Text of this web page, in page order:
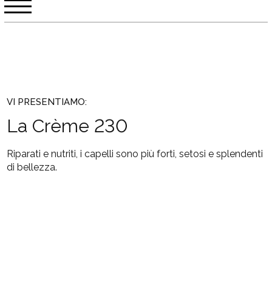
VI PRESENTIAMO:
La Crème 230
Riparati e nutriti, i capelli sono più forti, setosi e splendenti
di bellezza.